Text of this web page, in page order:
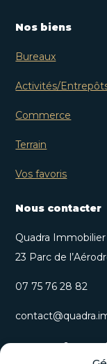
Nos biens
Bureaux
Activités/
Commerce
Terrain
Vos favoris
Nous contacter
Quadra Immobilier
23 Parc de
07 75 76 28 82